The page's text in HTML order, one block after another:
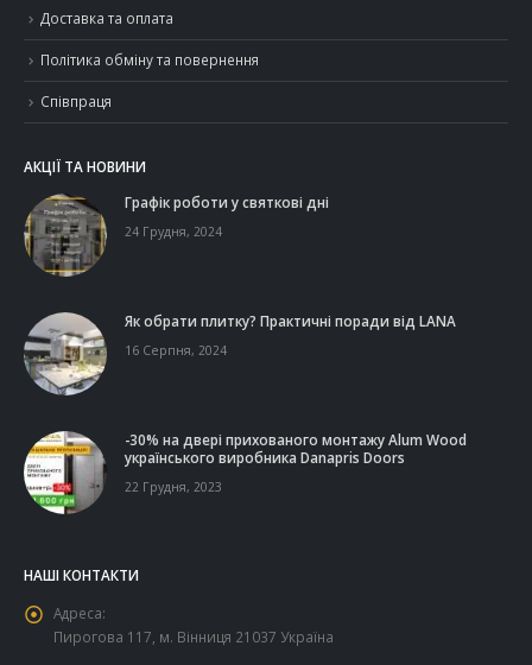
Доставка та оплата
Політика обміну та повернення
Співпраця
АКЦІЇ ТА НОВИНИ
Графік роботи у святкові дні
24 Грудня, 2024
Як обрати плитку? Практичні поради від LANA
16 Серпня, 2024
-30% на двері прихованого монтажу Alum Wood
українського виробника Danapris Doors
22 Грудня, 2023
НАШІ КОНТАКТИ
Адреса:
Пирогова 117, м. Вінниця 21037 Україна